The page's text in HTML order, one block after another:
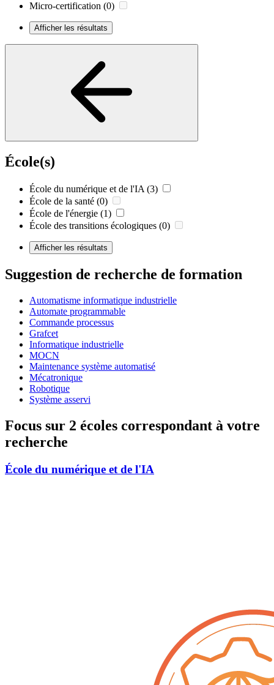
Micro-certification (0)
Afficher les résultats
École(s)
École du numérique et de l'IA (3)
École de la santé (0)
École de l'énergie (1)
École des transitions écologiques (0)
Afficher les résultats
Suggestion de recherche de formation
Automatisme informatique industrielle
Automate programmable
Commande processus
Grafcet
Informatique industrielle
MOCN
Maintenance système automatisé
Mécatronique
Robotique
Système asservi
Focus sur 2 écoles correspondant à votre
recherche
École du numérique et de l'IA